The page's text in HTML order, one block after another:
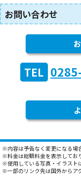
お問い合わせ
TEL
※内容は予告なく変更になる場
※料金は総額料金を表示してお
※使用している写真・イラスト
※一部のリンク先は国外からア